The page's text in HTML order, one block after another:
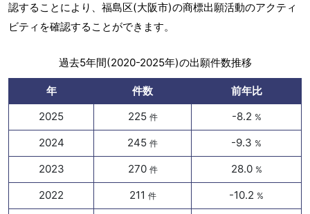
認することにより、福島区(大阪市)の商標出願活動のアクティ
ビティを確認することができます。
過去5年間(2020-2025年)の出願件数推移
年 件数
前年比
2025
225 件 -8.2 %
2024 245 件 -9.3 %
2023 270 件 28.0 %
2022 211 件 -10.2 %